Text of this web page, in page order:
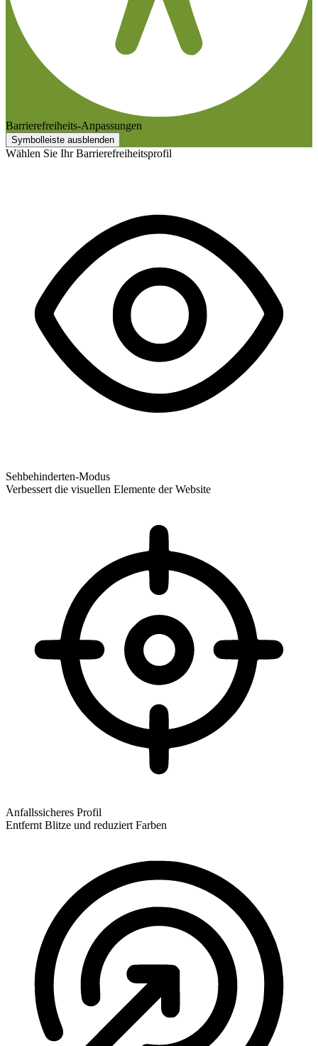
Barrierefreiheits-Anpassungen
Symbolleiste ausblenden
Wählen Sie Ihr Barrierefreiheitsprofil
Sehbehinderten-Modus
Verbessert die visuellen Elemente der Website
Anfallssicheres Profil
Entfernt Blitze und reduziert Farben